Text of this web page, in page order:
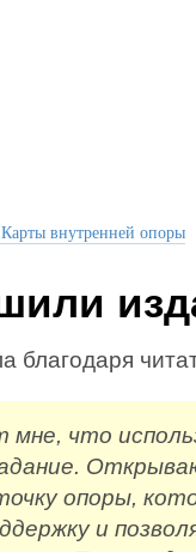
внутренней опоры
благодаря
что
опоры,
и